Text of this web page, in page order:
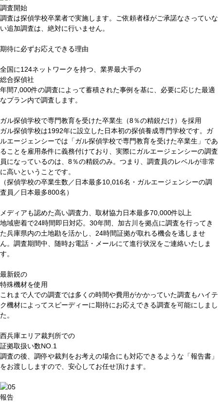
調査開始
調査は探偵学校卒業者で実施します。ご依頼者様がご承諾なさっていな
い追加調査は、絶対に行いません。
期待に必ずお応えできる理由
全国に124ネットワークを持つ、業界最大手の
総合探偵社
年間7,000件の調査によって蓄積された事例を基に、必要に応じた最適
なプラン内で調査します。
ガル探偵学校で専門教育を受けた卒業生（8％の精鋭だけ）を採用
ガル探偵学校は1992年に設立した日本初の探偵養成専門学校です。ガ
ルエージェンシーでは「ガル探偵学校で専門教育を受けた卒業生」であ
ることを雇用条件に義務付けており、実際にガルエージェンシーの調査
員になっているのは、8％の精鋭のみ。つまり、調査員のレベルが非常
に高いということです。
（探偵学校の卒業生数／日本最多10,016名・ガルエージェンシーの調
査員／日本最多800名）
メディアも認めた高い調査力、取材協力 日本最多70,000件以上
地域密着で24時間即日対応。30年間、加古川を拠点に調査を行ってき
た兵庫県内の土地勘を活かし、24時間証拠が取れる機会を逃しませ
ん。調査期間中、随時お電話・メールにて進行状況をご連絡いたしま
す。
最新鋭の
特殊機材を使用
これまで人での調査では多くの時間や費用がかかっていた調査もハイテ
ク機材によってスピーディーに期待にお応えできる調査を可能にしまし
た。
西兵庫エリア裁判所での
証拠取扱い数NO.1
調査の後、調停や裁判をお考えの場合にも対応できるような「報告書」
をお渡ししますので、安心してお任せ頂けます。
報告